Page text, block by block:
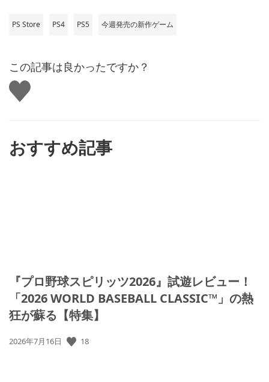
PS Store PS4 PS5 今週発売の新作ゲーム
この記事は良かったですか？
い
い
おすすめ記事
『プロ野球スピリッツ2026』試遊レビュー！
「2026 WORLD BASEBALL CLASSIC™」の熱
狂が蘇る【特集】
公
2026年7月16日 18